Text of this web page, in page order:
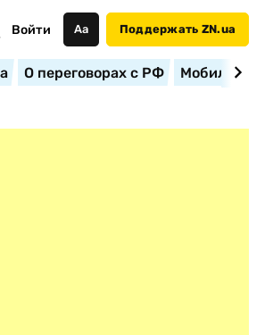
Войти Аа Поддержать ZN.ua
О переговорах с РФ